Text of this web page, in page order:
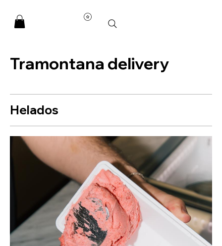
Tramontana delivery
Helados